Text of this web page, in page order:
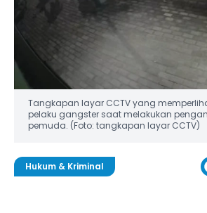
Tangkapan layar CCTV yang
pelaku gangster saat melakukan
pemuda. (Foto: tangkapan layar CCTV)
Hukum & Kriminal